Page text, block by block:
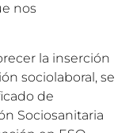
nos
la inserción
sociolaboral, se
de
Sociosanitaria